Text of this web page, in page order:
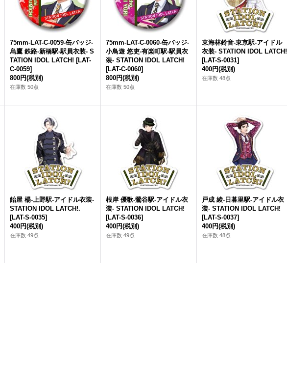
75mm-LAT-C-0059-缶バッジ-
烏鷹 鉄路-新橋駅-駅員衣装- S
TATION IDOL LATCH! [LAT-
C-0059]
800円(税別)
在庫数 50点
75mm-LAT-C-0060-缶バッジ-
小鳥遊 悠吏-有楽町駅-駅員衣
装- STATION IDOL LATCH!
[LAT-C-0060]
800円(税別)
在庫数 50点
東海林鈴音-東京駅-アイドル
衣装- STATION IDOL LATCH!
[LAT-S-0031]
400円(税別)
在庫数 48点
飴屋 楊-上野駅-アイドル衣装-
STATION IDOL LATCH!.
[LAT-S-0035]
400円(税別)
在庫数 49点
根岸 優歌-鶯谷駅-アイドル衣
装- STATION IDOL LATCH!
[LAT-S-0036]
400円(税別)
在庫数 49点
戸成 綾-日暮里駅-アイドル衣
装- STATION IDOL LATCH!
[LAT-S-0037]
400円(税別)
在庫数 48点